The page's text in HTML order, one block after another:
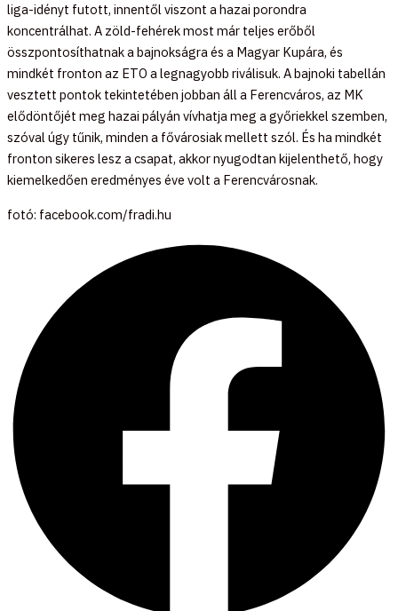
liga-idényt futott, innentől viszont a hazai porondra
koncentrálhat. A zöld-fehérek most már teljes erőből
összpontosíthatnak a bajnokságra és a Magyar Kupára, és
mindkét fronton az ETO a legnagyobb riválisuk. A bajnoki tabellán
vesztett pontok tekintetében jobban áll a Ferencváros, az MK
elődöntőjét meg hazai pályán vívhatja meg a győriekkel szemben,
szóval úgy tűnik, minden a fővárosiak mellett szól. És ha mindkét
fronton sikeres lesz a csapat, akkor nyugodtan kijelenthető, hogy
kiemelkedően eredményes éve volt a Ferencvárosnak.
fotó: facebook.com/fradi.hu